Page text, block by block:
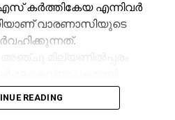
കർത്തികേയ എന്നിവർ
വാരണാസിയുടെ
READING